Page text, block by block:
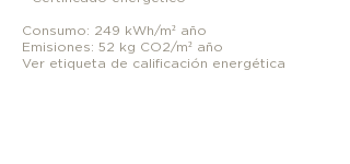
Consumo: 249 kWh/m² año
Emisiones: 52 kg CO2/m² año
Ver etiqueta de calificación energética